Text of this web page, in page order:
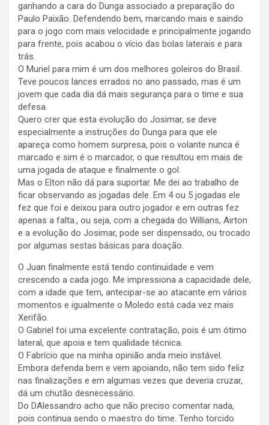
ganhando a cara do Dunga associado a preparação do
Paulo Paixão. Defendendo bem, marcando mais e saindo
para o jogo com mais velocidade e principalmente jogando
para frente, pois acabou o vício das bolas laterais e para
trás.
O Muriel para mim é um dos melhores goleiros do Brasil.
Teve poucos lances errados no ano passado, mas é um
jovem que cada dia dá mais segurança para o time e sua
defesa.
Quero crer que esta evolução do Josimar, se deve
especialmente a instruções do Dunga para que ele
apareça como homem surpresa, pois o volante nunca é
marcado e sim é o marcador, o que resultou em mais de
uma jogada de ataque e finalmente o gol.
Mas o Elton não dá para suportar. Me dei ao trabalho de
ficar observando as jogadas dele. Em 4 ou 5 jogadas ele
fez que foi e deixou para outro jogador e em outras fez
apenas a falta., ou seja, com a chegada do Willians, Airton
e a evolução do Josimar, pode ser dispensado, ou trocado
por algumas sestas básicas para doação.
O Juan finalmente está tendo continuidade e vem
crescendo a cada jogo. Me impressiona a capacidade dele,
com a idade que tem, antecipar-se ao atacante em vários
momentos e igualmente o Moledo está cada vez mais
Xerifão.
O Gabriel foi uma excelente contratação, pois é um ótimo
lateral, que apoia e tem qualidade técnica.
O Fabrício que na minha opinião anda meio instável.
Embora defenda bem e vem apoiando, não tem sido feliz
nas finalizações e em algumas vezes que deveria cruzar,
dá um chutão desnecessário.
Do DAlessandro acho que não preciso comentar nada,
pois continua sendo o maestro do time. Tenho torcido